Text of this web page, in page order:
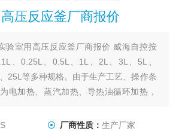
压反应釜厂商报价
验室用高压反应釜厂商报价 威海自控按
、0.25L、0.5L、1L、2L、3L、5L、
25L等多种规格。由于生产工艺、操作条
电加热、蒸汽加热、导热油循环加热，
框式。其他要求可根据用户要求设计、
厂商性质： 生产厂家